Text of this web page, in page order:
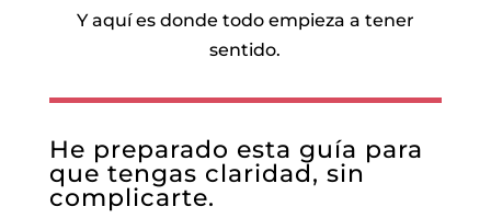
Y aquí es donde todo empieza a tener
sentido.
He preparado esta guía para
que tengas claridad, sin
complicarte.